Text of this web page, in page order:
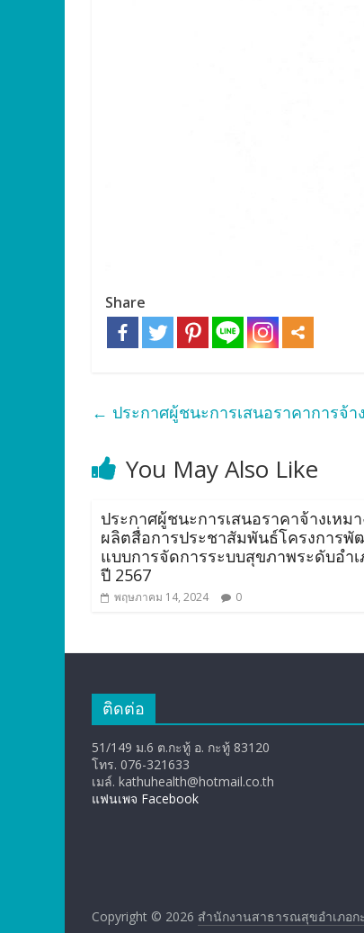
Share
← ประกาศผู้ชนะการเสนอราคาการจ้า
You May Also Like
ประกาศผู้ชนะการเสนอราคาจ้างเหม
ผลิตสื่อการประชาสัมพันธ์โครงการพั
แบบการจัดการระบบสุขภาพระดับอำ
ปี 2567
พฤษภาคม 14, 2024 0
ติดต่อ
51/149 ม.6 ต.กะทู้ อ. กะทู้ 83120
โทร. 076-321633
เมล์. kathuhealth@hotmail.co.th
แฟนเพจ Facebook
Copyright © 2026 สำนักงานสาธารณสุขอำเภอก